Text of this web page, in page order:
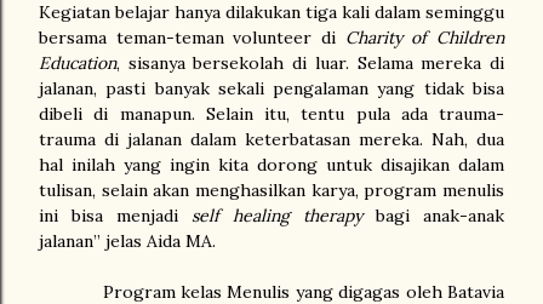
Kegiatan belajar hanya dilakukan tiga kali dalam seminggu
bersama teman-teman volunteer di Charity of Children
Education, sisanya bersekolah di luar. Selama mereka di
jalanan, pasti banyak sekali pengalaman yang tidak bisa
dibeli di manapun. Selain itu, tentu pula ada trauma-
trauma di jalanan dalam keterbatasan mereka. Nah, dua
hal inilah yang ingin kita dorong untuk disajikan dalam
tulisan, selain akan menghasilkan karya, program menulis
ini bisa menjadi self healing therapybagi anak-anak
jalanan” jelas Aida MA.
Program kelas Menulis yang digagas oleh Batavia